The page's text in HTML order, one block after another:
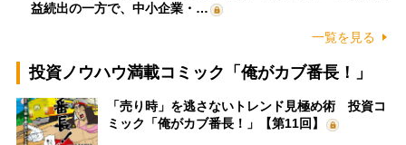
益続出の一方で、中小企業・…
一覧を見る
投資ノウハウ満載コミック「俺がカブ番長！」
「売り時」を逃さないトレンド見極め術 投資コ
ミック「俺がカブ番長！」【第11回】